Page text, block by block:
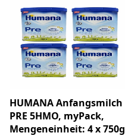
HUMANA Anfangsmilch
PRE 5HMO, myPack,
Mengeneinheit: 4 x 750g